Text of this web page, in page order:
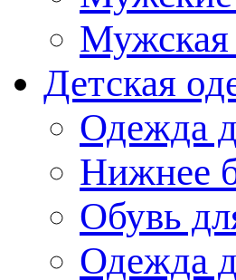
Мужская
Детская
Одежда
Нижнее
Обувь
Одежда